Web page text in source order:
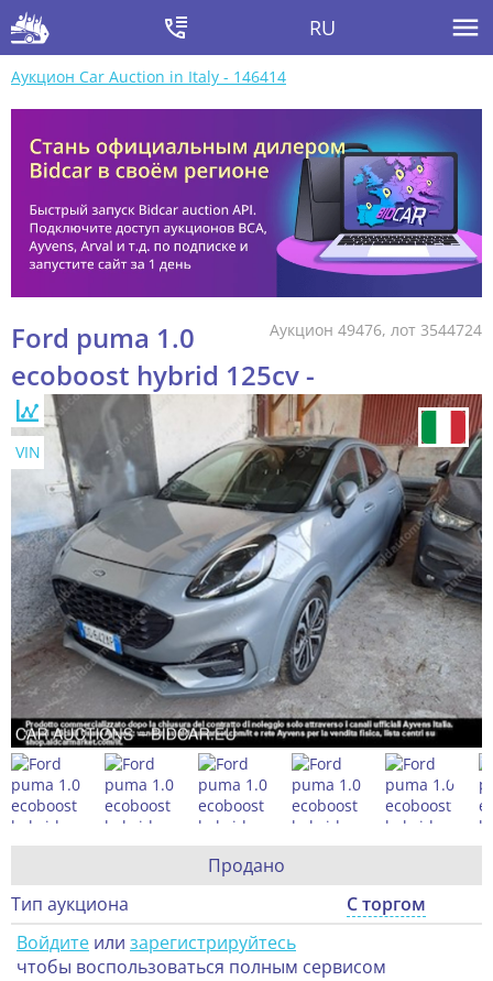
RU
Аукцион Car Auction in Italy - 146414
Аукцион 49476, лот 3544724
Ford puma 1.0
ecoboost hybrid 125cv -
VIN
Продано
Тип аукциона
С торгом
Войдите или зарегистрируйтесь
чтобы воспользоваться полным сервисом